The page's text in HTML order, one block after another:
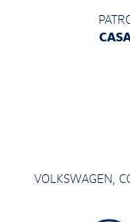
VOLKSWAGEN,